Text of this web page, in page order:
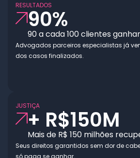
RESULTADOS
90 a cada 100 clientes
90%
Advogados parceiros especialistas já
dos casos finalizados.
JUSTIÇA
Mais de R$ 150 milhões
+ R$150M
Seus direitos garantidos sem dor de
só paga se ganhar.